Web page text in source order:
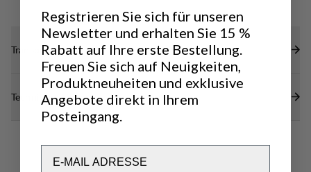
Transparenz
Technische Daten
Registrieren Sie sich für unseren
Newsletter und erhalten Sie 15 %
Rabatt auf Ihre erste Bestellung.
Freuen Sie sich auf Neuigkeiten,
Produktneuheiten und exklusive
Angebote direkt in Ihrem
Posteingang.